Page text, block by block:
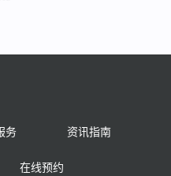
务 资讯指南
在线预约